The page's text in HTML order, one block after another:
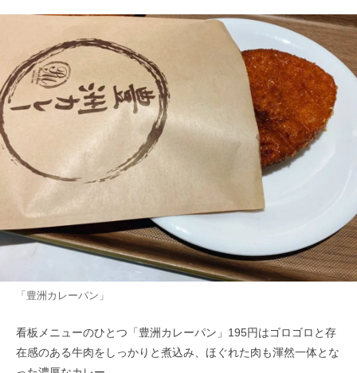
「豊洲カレーパン」
看板メニューのひとつ「豊洲カレーパン」195円はゴロゴロと存
在感のある牛肉をしっかりと煮込み、ほぐれた肉も渾然一体とな